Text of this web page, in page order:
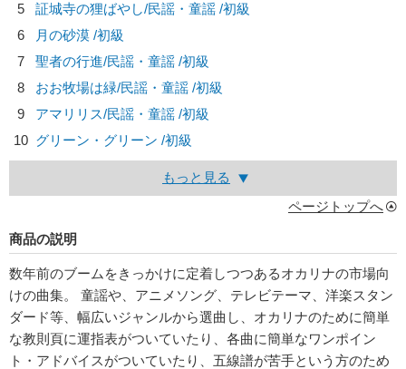
5
証城寺の狸ばやし/民謡・童謡 /初級
6
月の砂漠 /初級
7
聖者の行進/民謡・童謡 /初級
8
おお牧場は緑/民謡・童謡 /初級
9
アマリリス/民謡・童謡 /初級
10 グリーン・グリーン /初級
もっと見る
ページトップへ
商品の説明
数年前のブームをきっかけに定着しつつあるオカリナの市場向
けの曲集。 童謡や、アニメソング、テレビテーマ、洋楽スタン
ダード等、幅広いジャンルから選曲し、オカリナのために簡単
な教則頁に運指表がついていたり、各曲に簡単なワンポイン
ト・アドバイスがついていたり、五線譜が苦手という方のため